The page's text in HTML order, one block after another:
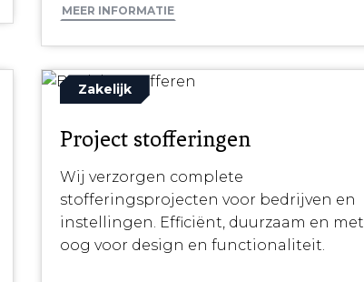
MEER INFORMATIE
Zakelijk
Project stofferingen
Wij verzorgen complete
stofferingsprojecten voor bedrijven en
instellingen. Efficiënt, duurzaam en met
oog voor design en functionaliteit.